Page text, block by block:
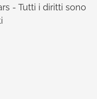
- Tutti i diritti sono